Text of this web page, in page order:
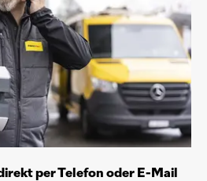
per Telefon oder E-Mail